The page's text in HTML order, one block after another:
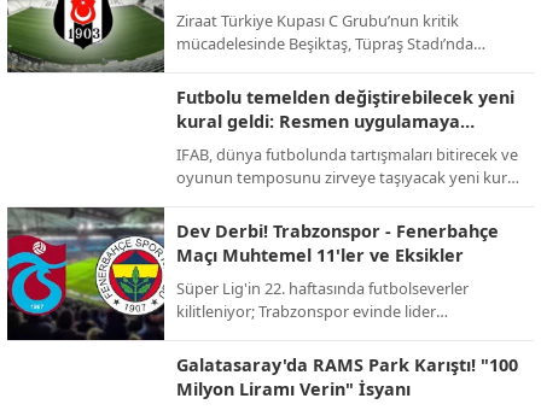
peşinde!
Ziraat Türkiye Kupası C Grubu’nun kritik
mücadelesinde Beşiktaş, Tüpraş Stadı’nda
dönümüne özel kampanya maça damga
vuracak.
Futbolu temelden değiştirebilecek yeni
kural geldi: Resmen uygulamaya
geçiyor!
IFAB, dünya futbolunda tartışmaları bitirecek ve
oyunun temposunu zirveye taşıyacak yeni kural
yeni dönem başlıyor.
Dev Derbi! Trabzonspor - Fenerbahçe
Maçı Muhtemel 11'ler ve Eksikler
Süper Lig'in 22. haftasında futbolseverler
kilitleniyor; Trabzonspor evinde lider
yeniden şekillendirmek istiyor.
Galatasaray'da RAMS Park Karıştı! "100
Milyon Liramı Verin" İsyanı